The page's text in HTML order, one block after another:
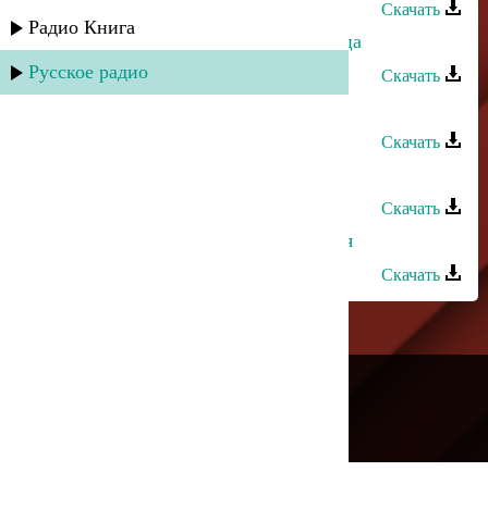
Радио Книга
Русское радио
Скачать
Юлдуз Топаева - Почему я не птица
Скачать
Скачать
Скачать
Марина Алиева - С днем рождения
Скачать